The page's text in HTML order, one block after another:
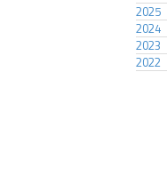
2025
2024
2023
2022